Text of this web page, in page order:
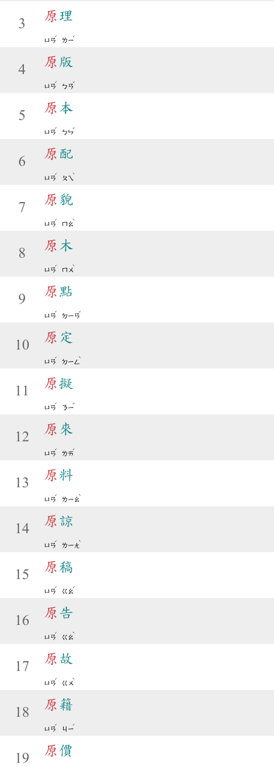
3
原 理
ㄩㄢ
ˊ
ㄌㄧ
ˇ
4
原 版
ㄩㄢ
ˊ
ㄅㄢ
ˇ
5
原 本
ㄩㄢ
ˊ
ㄅㄣ
ˇ
6
原 配
ㄩㄢ
ˊ
ㄆㄟ
ˋ
7
原 貌
ㄩㄢ
ˊ
ㄇㄠ
ˋ
8
原 木
ㄩㄢ
ˊ
ㄇㄨ
ˋ
9
原 點
ㄩㄢ
ˊ
ㄉㄧㄢ
ˇ
10
原 定
ㄩㄢ
ˊ
ㄉㄧㄥ
ˋ
11
原擬
ㄩㄢ
ˊ
ㄋㄧ
ˇ
12
原 來
ㄩㄢ
ˊ
ㄌㄞ
ˊ
13
原 料
ㄩㄢ
ˊ
ㄌㄧㄠ
ˋ
14
原 諒
ㄩㄢ
ˊ
ㄌㄧㄤ
ˋ
15
原 稿
ㄩㄢ
ˊ
ㄍㄠ
ˇ
16
原 告
ㄩㄢ
ˊ
ㄍㄠ
ˋ
17
原 故
ㄩㄢ
ˊ
ㄍㄨ
ˋ
18
原 籍
ㄩㄢ
ˊ
ㄐㄧ
ˊ
19
原 價